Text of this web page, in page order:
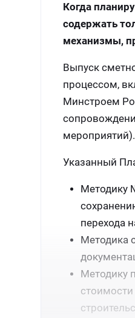
Когда
содержать
механизмы,
Выпуск
процессом,
Минстроем
мероприятий).
Указанный
Методику
перехода
Методика
Методику
стоимости